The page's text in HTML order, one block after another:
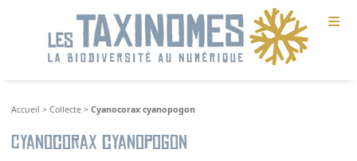
≡
Accueil >Collecte >Cyanocorax cyanopogon
Cyanocorax cyanopogon